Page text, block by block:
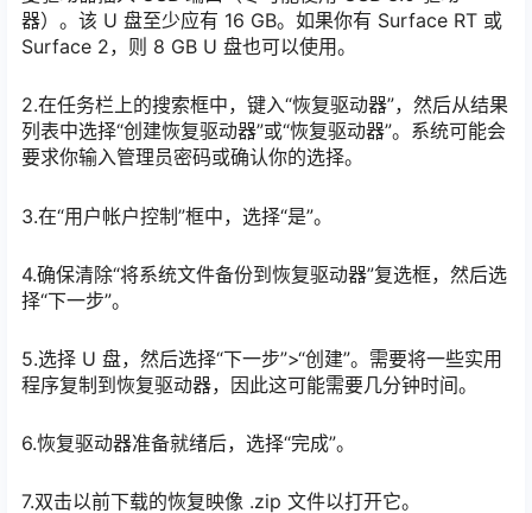
器）。该 U 盘至少应有 16 GB。如果你有 Surface RT 或
Surface 2，则 8 GB U 盘也可以使用。
2.在任务栏上的搜索框中，键入“恢复驱动器”，然后从结果
列表中选择“创建恢复驱动器”或“恢复驱动器”。系统可能会
要求你输入管理员密码或确认你的选择。
3.在“用户帐户控制”框中，选择“是”。
4.确保清除“将系统文件备份到恢复驱动器”复选框，然后选
择“下一步”。
5.选择 U 盘，然后选择“下一步”>“创建”。需要将一些实用
程序复制到恢复驱动器，因此这可能需要几分钟时间。
6.恢复驱动器准备就绪后，选择“完成”。
7.双击以前下载的恢复映像 .zip 文件以打开它。